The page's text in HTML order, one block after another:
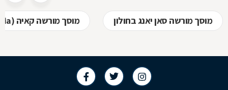
מוסך מורשה סאן יאנג בחולון מוסך מורשה קאיה (kia) בחולון